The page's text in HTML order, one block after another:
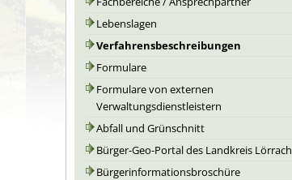
Lebenslagen
Verfahrensbeschreibungen
Formulare
Formulare von externen
Verwaltungsdienstleistern
Abfall und Grünschnitt
Bürger-Geo-Portal des Landkreis Lörrach
Bürgerinformationsbroschüre